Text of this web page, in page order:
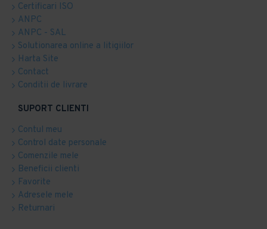
Certificari ISO
ANPC
ANPC - SAL
Solutionarea online a litigiilor
Harta Site
Contact
Conditii de livrare
SUPORT CLIENTI
Contul meu
Control date personale
Comenzile mele
Beneficii clienti
Favorite
Adresele mele
Returnari